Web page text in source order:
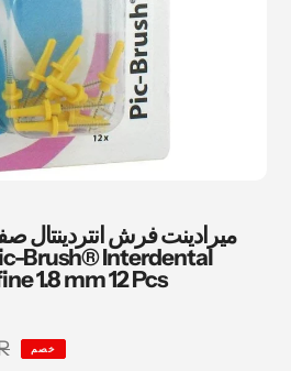
1.8 mm 12 Pcs
خصم